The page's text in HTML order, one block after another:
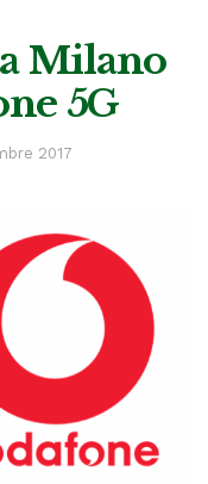
Milano
5G
2017